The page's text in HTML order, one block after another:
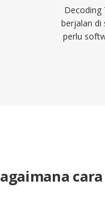
Decoding
berjalan
perlu